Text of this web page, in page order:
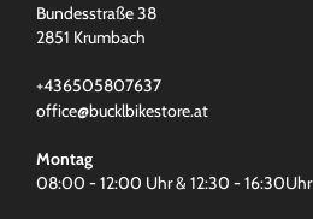
Bundesstraße 38
2851 Krumbach
+436505807637
office@bucklbikestore.at
Montag
08:00 - 12:00 Uhr & 12:30 - 16:30Uhr